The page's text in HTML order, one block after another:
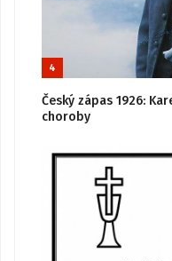
4
Český zápas 1926:
choroby